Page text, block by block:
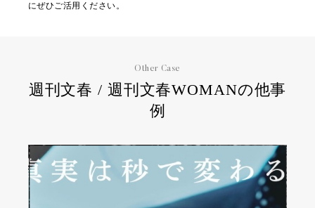
にぜひご活用ください。
Other Case
週刊文春 / 週刊文春WOMANの他事
例